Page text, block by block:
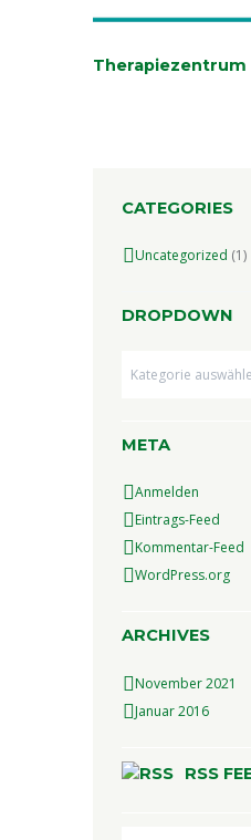
CATEGORIES
Uncategorized (1)
DROPDOWN
META
Anmelden
Eintrags-Feed
Kommentar-Feed
WordPress.org
ARCHIVES
November2021
Januar2016
RSS